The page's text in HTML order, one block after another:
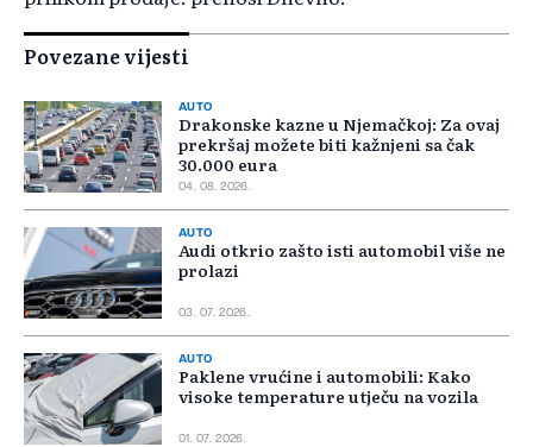
Povezane vijesti
AUTO
Drakonske kazne u Njemačkoj: Za ovaj
prekršaj možete biti kažnjeni sa čak
30.000 eura
04. 08. 2026.
AUTO
Audi otkrio zašto isti automobil više ne
prolazi
03. 07. 2026.
AUTO
Paklene vrućine i automobili: Kako
visoke temperature utječu na vozila
01. 07. 2026.